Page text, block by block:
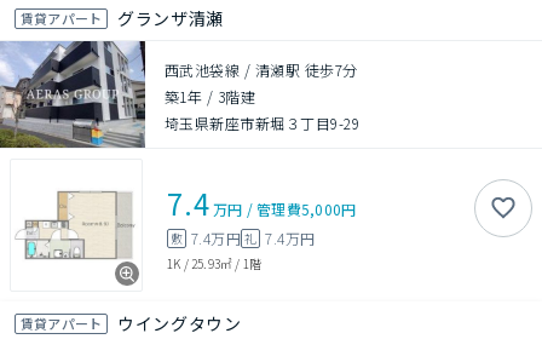
賃貸アパート グランザ清瀬
西武池袋線 / 清瀬駅 徒歩7分
築1年 / 3階建
埼玉県新座市新堀３丁目9-29
7.4万円 /管理費5,000円
敷 7.4万円礼 7.4万円
1K / 25.93㎡ / 1階
賃貸アパート ウイングタウン